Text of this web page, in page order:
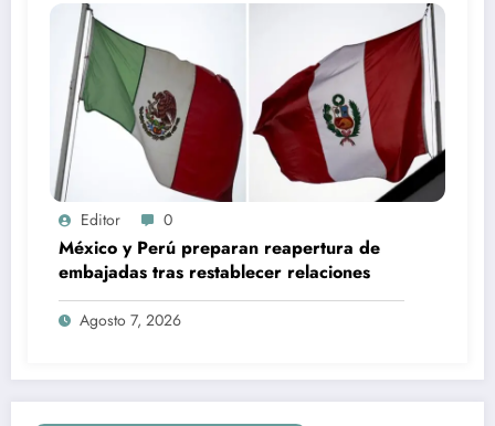
Editor 0
México y Perú preparan reapertura de
embajadas tras restablecer relaciones
Agosto 7, 2026